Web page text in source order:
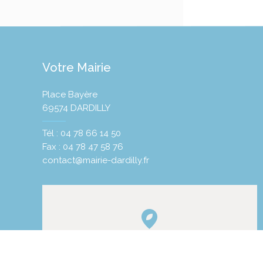
Votre Mairie
Place Bayère
69574 DARDILLY
Tél : 04 78 66 14 50
Fax : 04 78 47 58 76
contact@mairie-dardilly.fr